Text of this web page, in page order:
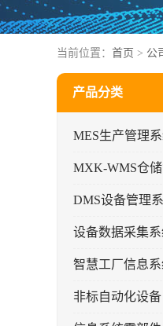
当前位置： 首页 > 公
产品分类
MES生产管理
DMS设备管理
设备数据采集
智慧工厂信息
非标自动化设备